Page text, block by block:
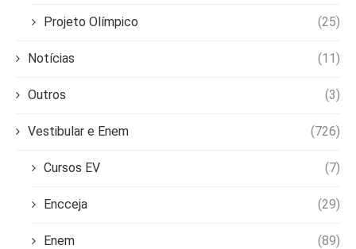
Projeto Olímpico (25)
Notícias (11)
Outros (3)
Vestibular e Enem (726)
Cursos EV (7)
Encceja (29)
Enem (89)